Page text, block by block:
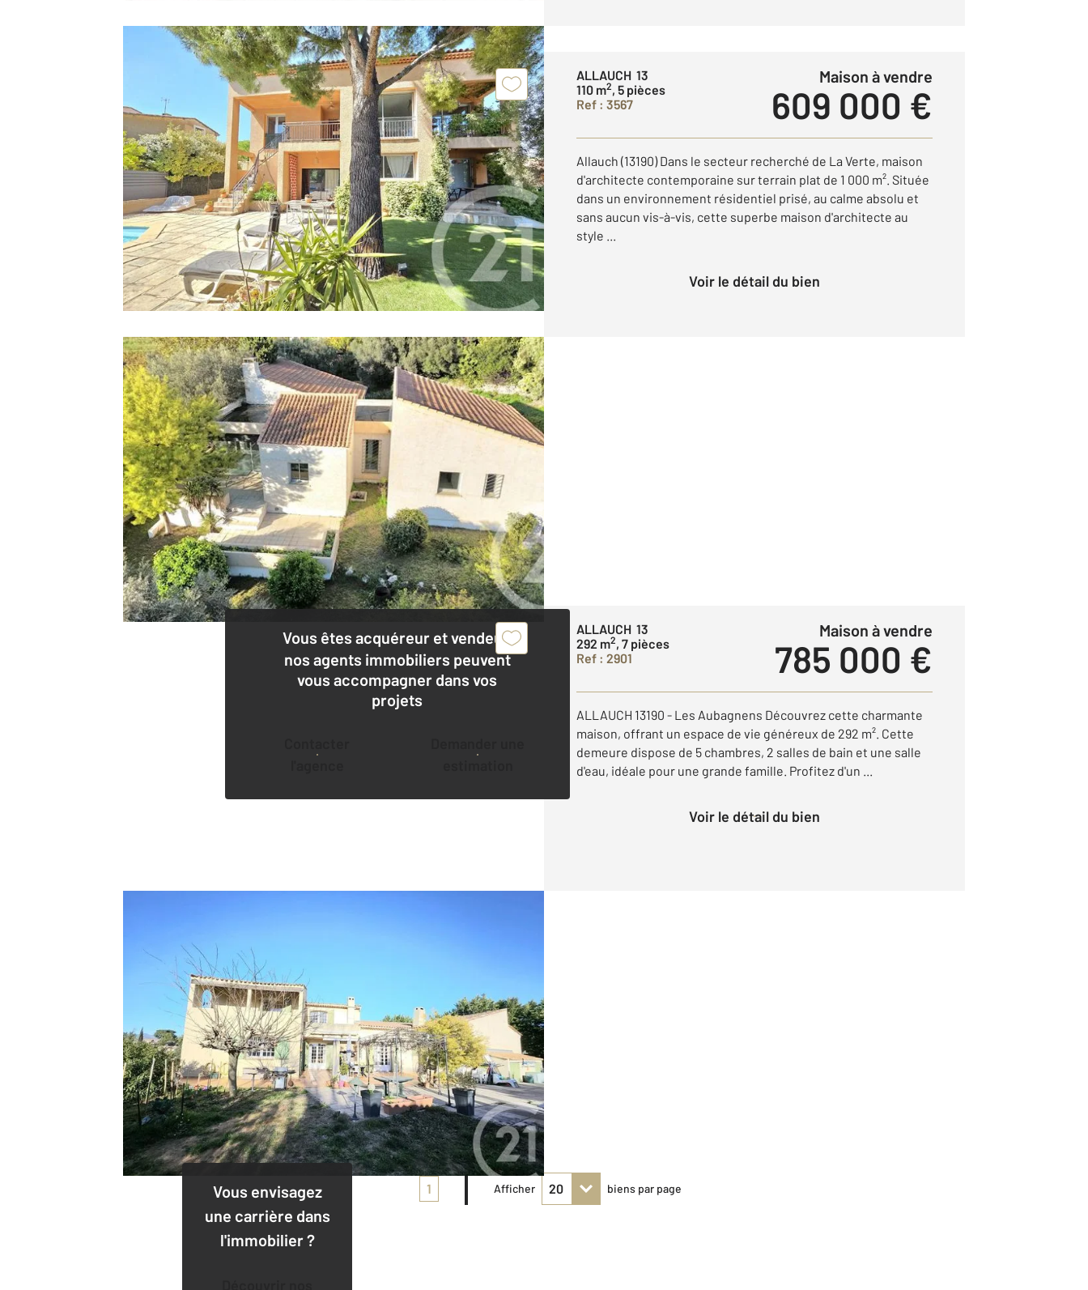
ALLAUCH 13
110 m2, 5 pièces
Ref : 3567
Maison à vendre
609 000 €
Allauch (13190) Dans le secteur recherché de La Verte, maison
d'architecte contemporaine sur terrain plat de 1 000 m². Située
dans un environnement résidentiel prisé, au calme absolu et
sans aucun vis-à-vis, cette superbe maison d'architecte au
style ...
Voir le détail du bien
Vous êtes acquéreur et vendeur,
nos agents immobiliers peuvent
vous accompagner dans vos
projets
ALLAUCH 13
292 m2, 7 pièces
Ref : 2901
Maison à vendre
785 000 €
ALLAUCH 13190 - Les Aubagnens Découvrez cette charmante
maison, offrant un espace de vie généreux de 292 m². Cette
demeure dispose de 5 chambres, 2 salles de bain et une salle
d'eau, idéale pour une grande famille. Profitez d'un ...
Voir le détail du bien
Vous envisagez
une carrière dans
l'immobilier ?
1 Afficher biens par page